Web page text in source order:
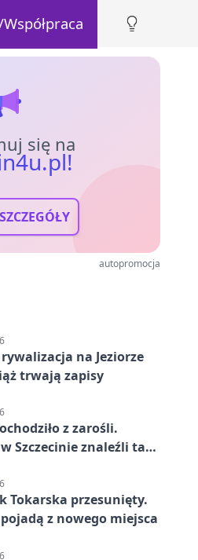
się na
autopromocja
na Jeziorze
trwają zapisy
z zarośli.
Szczecinie znaleźli tam
Tokarska przesunięty.
z nowego miejsca